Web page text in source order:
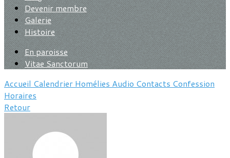
Devenir membre
Galerie
Histoire
En paroisse
Vitae Sanctorum
Accueil Calendrier Homélies Audio Contacts Confession
Horaires
Retour